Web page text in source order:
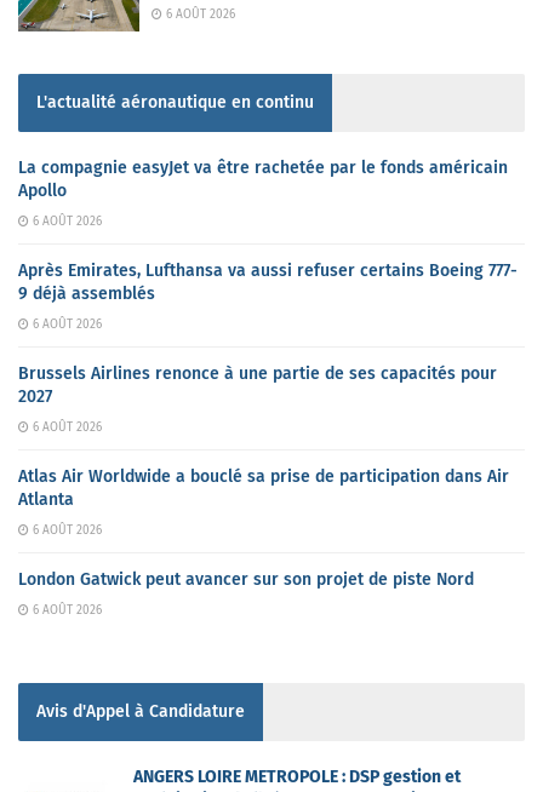
6 AOÛT 2026
L'actualité aéronautique en continu
La compagnie easyJet va être rachetée par le fonds américain
Apollo
6 AOÛT 2026
Après Emirates, Lufthansa va aussi refuser certains Boeing 777-
9 déjà assemblés
6 AOÛT 2026
Brussels Airlines renonce à une partie de ses capacités pour
2027
6 AOÛT 2026
Atlas Air Worldwide a bouclé sa prise de participation dans Air
Atlanta
6 AOÛT 2026
London Gatwick peut avancer sur son projet de piste Nord
6 AOÛT 2026
Avis d'Appel à Candidature
ANGERS LOIRE METROPOLE : DSP gestion et